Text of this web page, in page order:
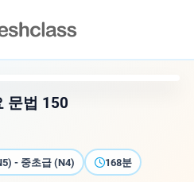
문법 150
- 중초급 (N4) 168분